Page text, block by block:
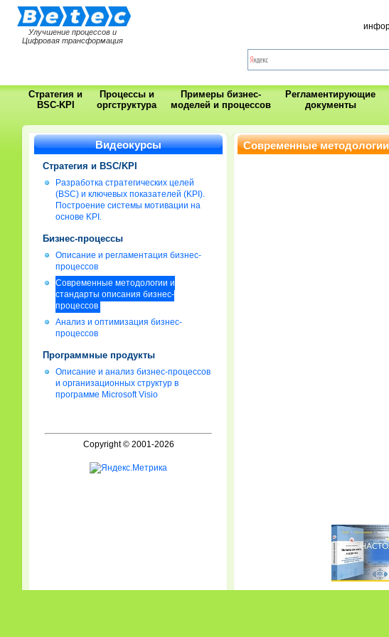
Улучшение процессов и
Цифровая трансформация
Стратегия и
BSC-KPI
Процессы и
оргструктура
Примеры бизнес-
моделей и процессов
Регламентирующие
документы
Видеокурсы
Стратегия и BSC/KPI
Разработка стратегических целей
(BSC) и ключевых показателей (KPI).
Построение системы мотивации на
основе KPI.
Бизнес-процессы
Описание и регламентация бизнес-
процессов
Современные методологии и
стандарты описания бизнес-
процессов
Анализ и оптимизация бизнес-
процессов
Программные продукты
Описание и анализ бизнес-процессов
и организационных структур в
программе Microsoft Visio
Copyright © 2001-2026
Современные